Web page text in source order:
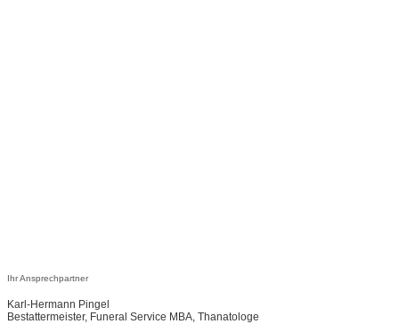
Ihr Ansprechpartner
Karl-Hermann Pingel
Bestattermeister, Funeral Service MBA, Thanatologe